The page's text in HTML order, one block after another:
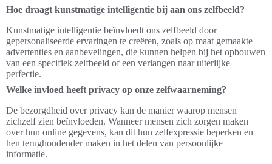
Hoe draagt kunstmatige intelligentie bij aan ons zelfbeeld?
Kunstmatige intelligentie beïnvloedt ons zelfbeeld door
gepersonaliseerde ervaringen te creëren, zoals op maat gemaakte
advertenties en aanbevelingen, die kunnen helpen bij het opbouwen
van een specifiek zelfbeeld of een verlangen naar uiterlijke
perfectie.
Welke invloed heeft privacy op onze zelfwaarneming?
De bezorgdheid over privacy kan de manier waarop mensen
zichzelf zien beïnvloeden. Wanneer mensen zich zorgen maken
over hun online gegevens, kan dit hun zelfexpressie beperken en
hen terughoudender maken in het delen van persoonlijke
informatie.